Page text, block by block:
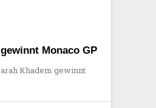
Monaco GP
Khadem gewinnt